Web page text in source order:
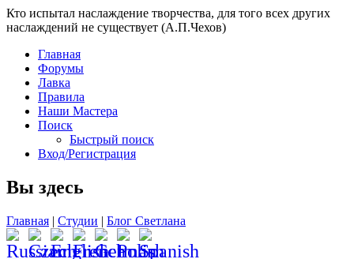
Кто испытал наслаждение творчества, для того всех других
наслаждений не существует (А.П.Чехов)
Главная
Форумы
Лавка
Правила
Наши Мастера
Поиск
Быстрый поиск
Вход/Регистрация
Вы здесь
Главная | Студии | Блог Светлана